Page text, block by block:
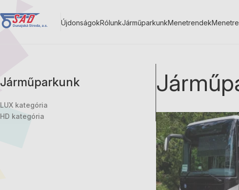
a
tartalomra
ÚjdonságokRólunkJárműparkunkMenetrendek
Járműparkunk
LUX kategória
HD kategória